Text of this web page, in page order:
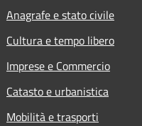
Anagrafe e stato civile
Cultura e tempo libero
Imprese e Commercio
Catasto e urbanistica
Mobilità e trasporti